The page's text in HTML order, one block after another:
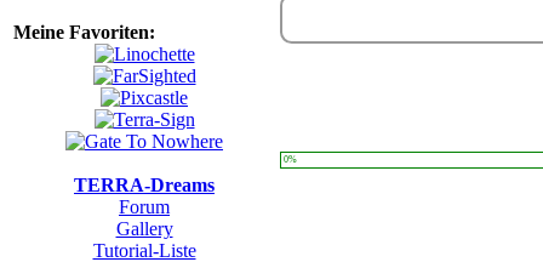
Meine Favoriten:
TERRA-Dreams
Forum
Gallery
Tutorial-Liste
0%